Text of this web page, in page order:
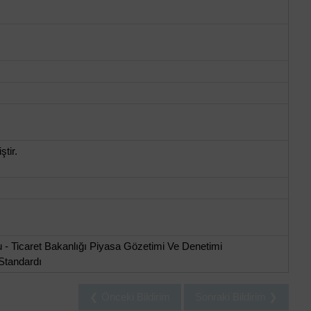
Ticaret Bakanlığı Piyasa Gözetimi Ve Denetimi